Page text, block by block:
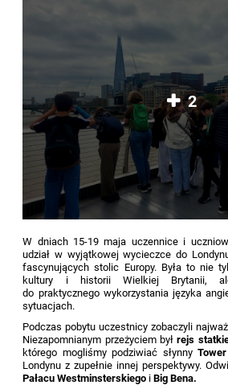
2
W dniach 15-19 maja uczennice i
udział w wyjątkowej wycieczce do
fascynujących stolic Europy. Była to nie
kultury i historii Wielkiej Brytanii,
do praktycznego wykorzystania języka
sytuacjach.
Podczas pobytu uczestnicy zobaczyli
Niezapomnianym przeżyciem byłrejs
którego mogliśmy podziwiać słynny
Londynu z zupełnie innej perspektywy.
Pałacu Westminsterskiego iBig Bena.